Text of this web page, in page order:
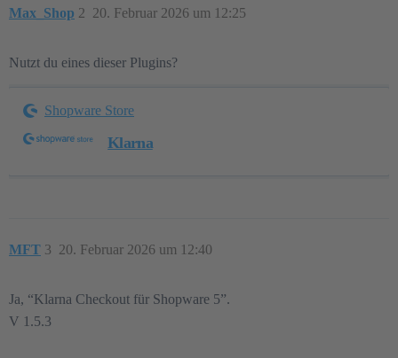
Max_Shop 20. Februar 2026 um 12:25
2
Nutzt du eines dieser Plugins?
Shopware Store
Klarna
MFT 20. Februar 2026 um 12:40
3
Ja, “Klarna Checkout für Shopware 5”.
V 1.5.3